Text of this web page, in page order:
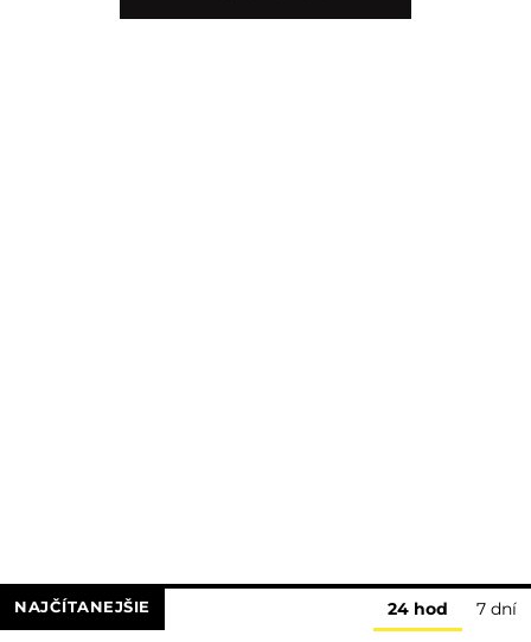
NAJČÍTANEJŠIE 24 hod 7 dní